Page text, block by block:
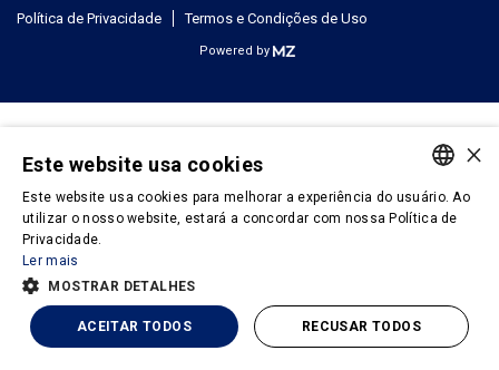
Política de Privacidade
Termos e Condições de Uso
Powered by
PORTUGUESE
×
Este website usa cookies
Este website usa cookies para melhorar a experiência do usuário. Ao
utilizar o nosso website, estará a concordar com nossa Política de
Privacidade.
Ler mais
MOSTRAR DETALHES
ACEITAR TODOS RECUSAR TODOS